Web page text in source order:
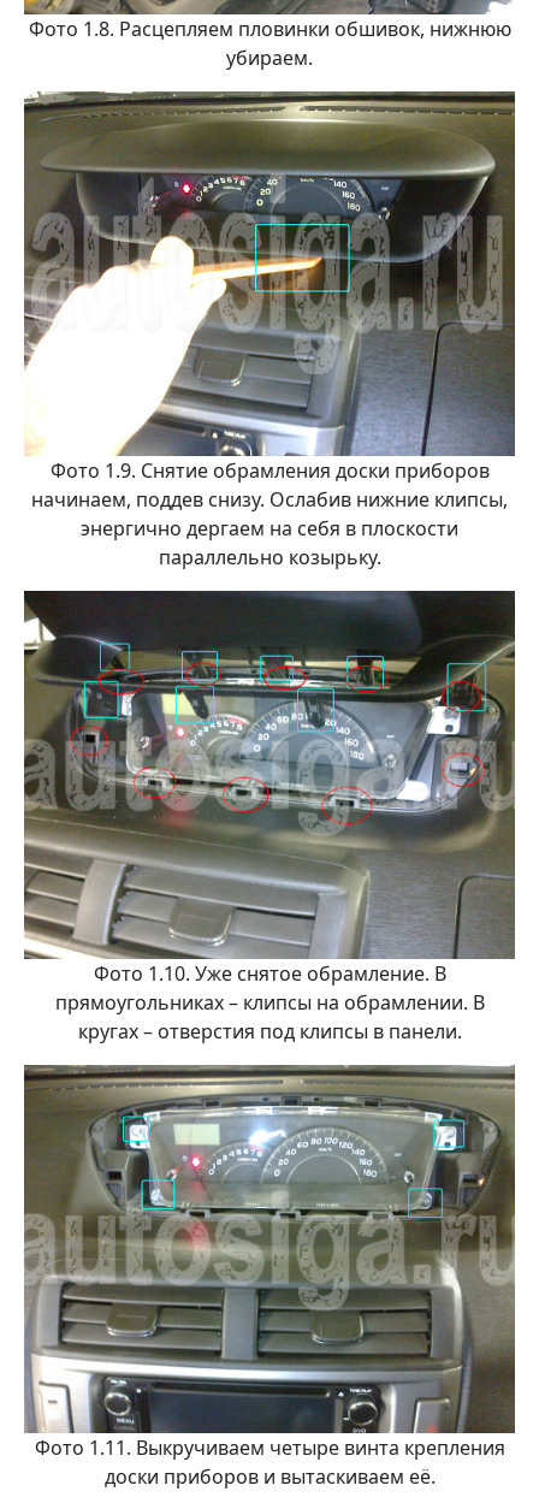
Фото 1.8. Расцепляем пловинки обшивок, нижнюю
убираем.
Фото 1.9. Снятие обрамления доски приборов
начинаем, поддев снизу. Ослабив нижние клипсы,
энергично дергаем на себя в плоскости
параллельно козырьку.
Фото 1.10. Уже снятое обрамление. В
прямоугольниках – клипсы на обрамлении. В
кругах – отверстия под клипсы в панели.
Фото 1.11. Выкручиваем четыре винта крепления
доски приборов и вытаскиваем её.